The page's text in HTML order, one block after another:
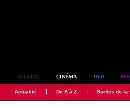
ACCUEIL CINÉMA DVD
Actualité De A à Z Sorties de la